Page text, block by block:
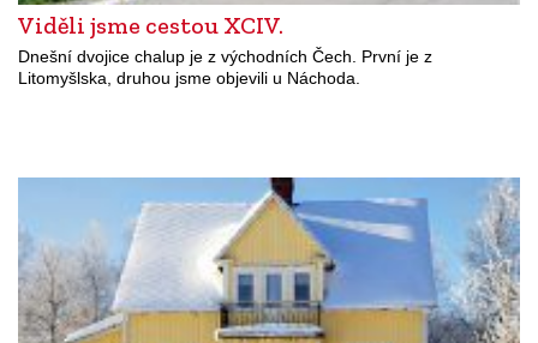
Viděli jsme cestou XCIV.
Dnešní dvojice chalup je z východních Čech. První je z
Litomyšlska, druhou jsme objevili u Náchoda.